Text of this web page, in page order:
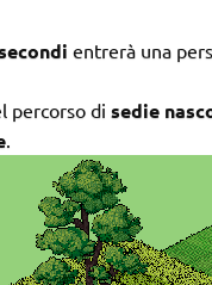
entrerà una
percorso di sedie
.